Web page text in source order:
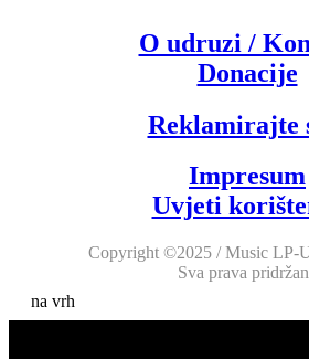
O udruzi /
Donacije
Reklamirajte
Impresum
Uvjeti
Copyright ©2025 / Music LP-
Sva prava
na vrh